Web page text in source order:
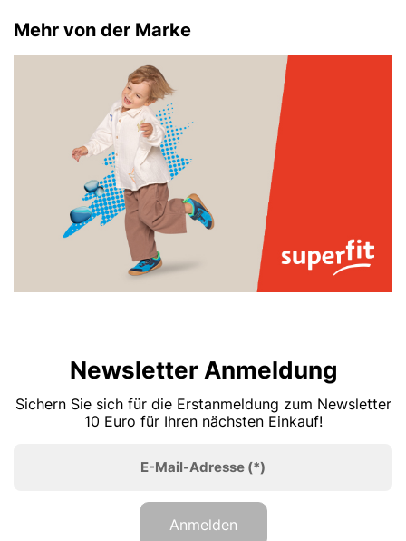
Mehr von der Marke
Newsletter Anmeldung
Sichern Sie sich für die Erstanmeldung zum Newsletter
10 Euro für Ihren nächsten Einkauf!
E-Mail-Adresse (*)
Anmelden